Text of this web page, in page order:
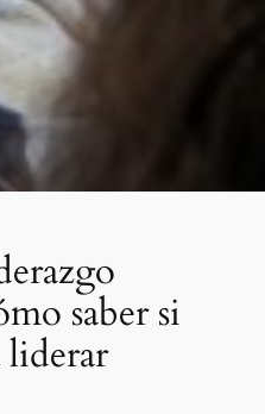
saber si
liderar